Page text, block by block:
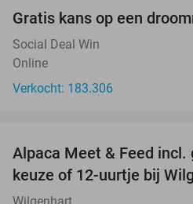
Gratis kans op een
Social Deal Win
Online
Verkocht: 183.306
Alpaca Meet & Feed incl.
keuze of 12-uurtje bij